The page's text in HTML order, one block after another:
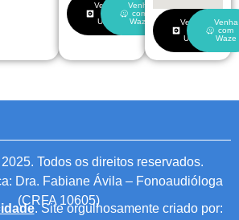
Venha
Uber
Venha
com
Waze
Venha
Uber
Venha
com
Waze
Todos os direitos reservados.
Dra. Fabiane Ávila – Fonoaudióloga
(CRFA 10605)
. Site orgulhosamente criado por: